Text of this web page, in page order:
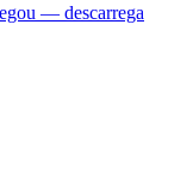
— descarrega